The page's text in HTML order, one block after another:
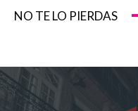
NO TE LO PIERDAS